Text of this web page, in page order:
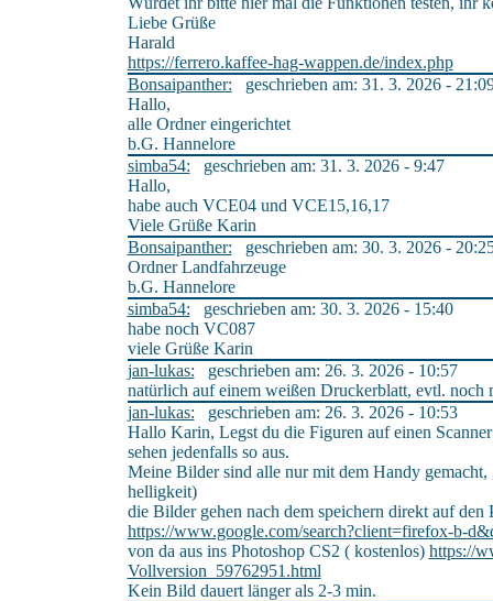
Liebe Grüße
Harald
https://ferrero.kaffee-hag-wappen.de/index.php
Bonsaipanther: geschrieben am: 31. 3. 2026 -
Hallo,
alle Ordner eingerichtet
b.G. Hannelore
simba54: geschrieben am: 31. 3. 2026 - 9:47
Hallo,
habe auch VCE04 und VCE15,16,17
Viele Grüße Karin
Bonsaipanther: geschrieben am: 30. 3. 2026 -
Ordner Landfahrzeuge
b.G. Hannelore
simba54: geschrieben am: 30. 3. 2026 - 15:40
habe noch VC087
viele Grüße Karin
jan-lukas: geschrieben am: 26. 3. 2026 - 10:57
natürlich auf einem weißen Druckerblatt, evtl.
jan-lukas: geschrieben am: 26. 3. 2026 - 10:53
Hallo Karin, Legst du die Figuren auf einen
sehen jedenfalls so aus.
Meine Bilder sind alle nur mit dem Handy
helligkeit)
die Bilder gehen nach dem speichern direkt auf
https://www.google.com/search?client=firefox-b-
von da aus ins Photoshop CS2 ( kostenlos) https://
Vollversion_59762951.html
Kein Bild dauert länger als 2-3 min.